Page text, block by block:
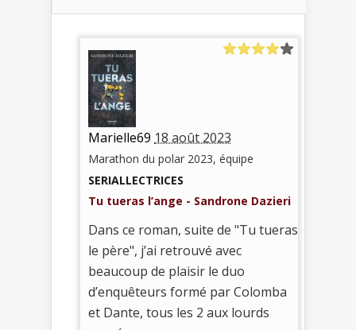
Marielle69 18 août 2023
Marathon du polar 2023, équipe
SERIALLECTRICES
Tu tueras l’ange - Sandrone Dazieri
Dans ce roman, suite de "Tu tueras
le père", j’ai retrouvé avec
beaucoup de plaisir le duo
d’enquêteurs formé par Colomba
et Dante, tous les 2 aux lourds